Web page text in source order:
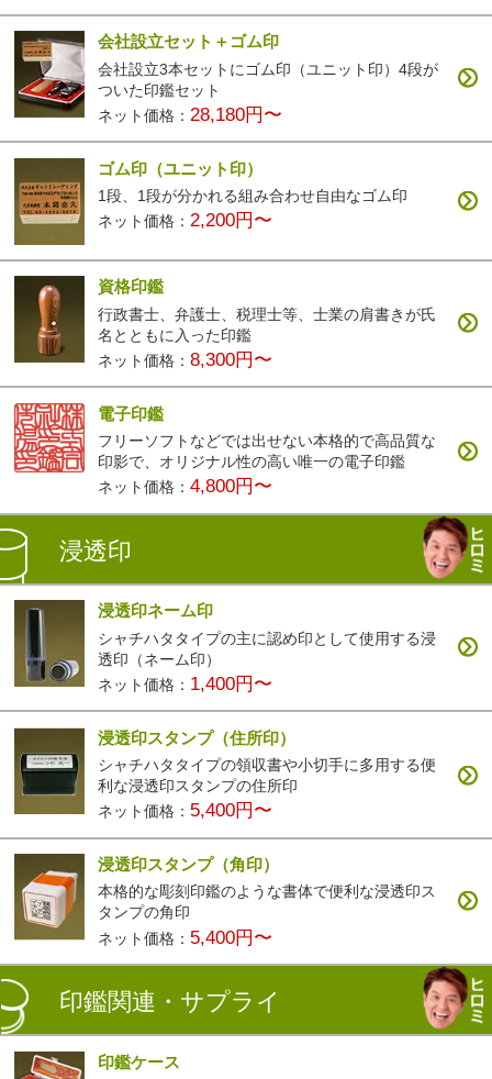
会社設立セット＋ゴム印
会社設立3本セットにゴム印（ユニット印）4段が
ついた印鑑セット
ネット価格： 28,180円〜
ゴム印（ユニット印）
1段、1段が分かれる組み合わせ自由なゴム印
ネット価格： 2,200円〜
資格印鑑
行政書士、弁護士、税理士等、士業の肩書きが氏
名とともに入った印鑑
ネット価格：8,300円〜
電子印鑑
フリーソフトなどでは出せない本格的で高品質な
印影で、オリジナル性の高い唯一の電子印鑑
ネット価格：4,800円〜
浸透印
浸透印ネーム印
シャチハタタイプの主に認め印として使用する浸
透印（ネーム印）
ネット価格： 1,400円〜
浸透印スタンプ（住所印）
シャチハタタイプの領収書や小切手に多用する便
利な浸透印スタンプの住所印
ネット価格： 5,400円〜
浸透印スタンプ（角印）
本格的な彫刻印鑑のような書体で便利な浸透印ス
タンプの角印
ネット価格： 5,400円〜
印鑑関連・サプライ
印鑑ケース